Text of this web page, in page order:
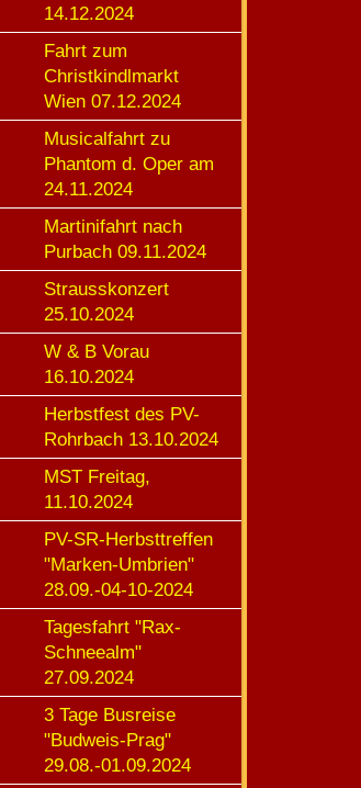
14.12.2024
Fahrt zum
Christkindlmarkt
Wien 07.12.2024
Musicalfahrt zu
Phantom d. Oper am
24.11.2024
Martinifahrt nach
Purbach 09.11.2024
Strausskonzert
25.10.2024
W & B Vorau
16.10.2024
Herbstfest des PV-
Rohrbach 13.10.2024
MST Freitag,
11.10.2024
PV-SR-Herbsttreffen
"Marken-Umbrien"
28.09.-04-10-2024
Tagesfahrt "Rax-
Schneealm"
27.09.2024
3 Tage Busreise
"Budweis-Prag"
29.08.-01.09.2024